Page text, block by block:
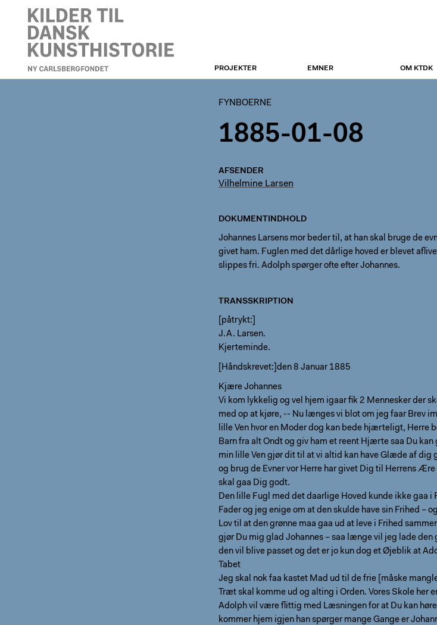
FYNBOERNE
PROJEKTER EMNER OM KTDK
FYNBOERNE
1885-01-08
AFSENDER
Vilhelmine Larsen
DOKUMENTINDHOLD
Johannes Larsens mor beder til, at han skal bruge de
givet ham. Fuglen med det dårlige hoved er blevet
slippes fri. Adolph spørger ofte efter Johannes.
TRANSSKRIPTION
[påtrykt:]
J.A. Larsen.
Kjerteminde.
[Håndskrevet:]den 8 Januar 1885
Kjære Johannes
Vi kom lykkelig og vel hjem igaar fik 2 Mennesker der
med op at kjøre, -- Nu længes vi blot om jeg faar Brev
lille Ven hvor en Moder dog kan bede hjærteligt, Herre
Barn fra alt Ondt og giv ham et reent Hjærte saa Du
min lille Ven gjør dit til at vi altid kan have Glæde af dig
og brug de Evner vor Herre har givet Dig til Herrens Ære
skal gaa Dig godt.
Den lille Fugl med det daarlige Hoved kunde ikke gaa i
Fader og jeg enige om at den skulde have sin Frihed –
Lov til at den grønne maa gaa ud at leve i Frihed
gjør Du mig glad Johannes – saa længe vil jeg lade den
den vil blive passet og det er jo kun dog et Øjeblik at
Tabet
Jeg skal nok faa kastet Mad ud til de frie [måske
Træt skal komme ud og alting i Orden. Vores Skole her
Adolph vil være flittig med Læsningen for at Du kan
kommer hjem igjen han spørger mange Gange er